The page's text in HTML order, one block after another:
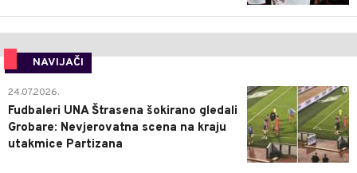
NAVIJAČI
0
24.07.2026.
Fudbaleri UNA Štrasena šokirano gledali
Grobare: Nevjerovatna scena na kraju
utakmice Partizana